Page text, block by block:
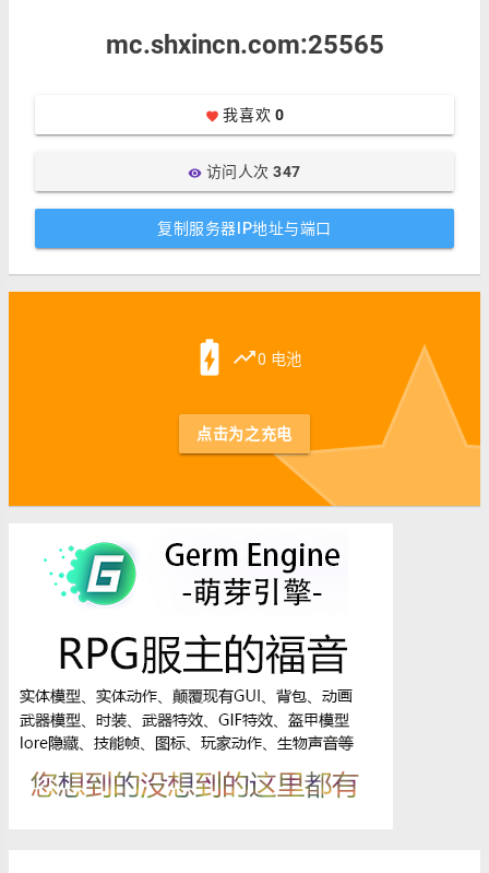
mc.shxincn.com:25565
favorite 我喜欢 0
visibility访问人次347
复制服务器IP地址与端口
battery_charging_full trending_up0 电池
点击为之充电